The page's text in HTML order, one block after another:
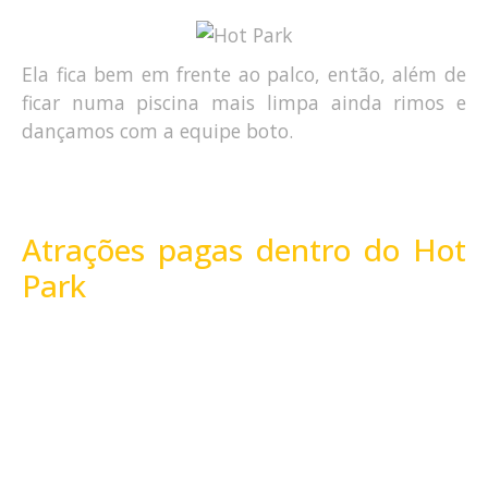
Ela fica bem em frente ao palco, então, além de
ficar numa piscina mais limpa ainda rimos e
dançamos com a equipe boto.
Atrações pagas dentro do Hot
Park